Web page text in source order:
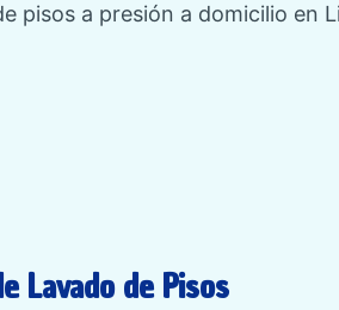
Lavado de Pisos